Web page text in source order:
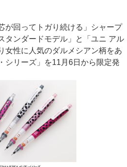
が回ってトガり続ける」シャープ
タンダードモデル」と「ユニ アル
女性に人気のダルメシアン柄をあ
シリーズ」を11月6日から限定発